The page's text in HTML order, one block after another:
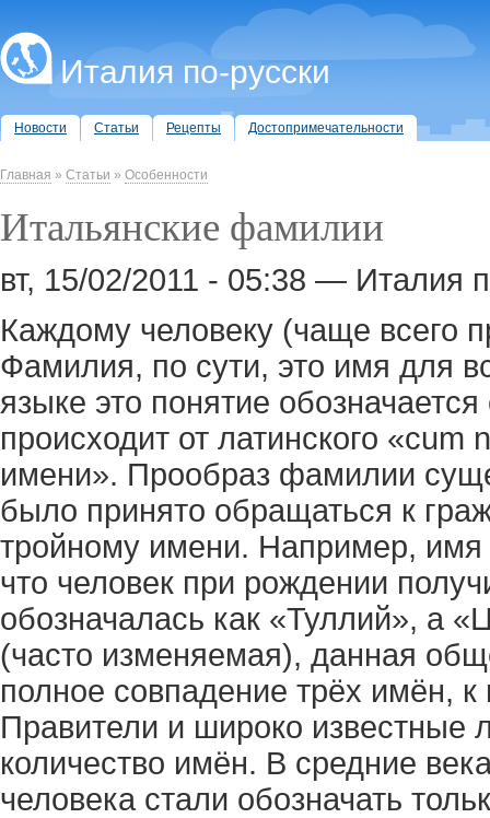
Италия по-русски
Новости Статьи Рецепты Достопримечательности
Главная » Статьи » Особенности
Итальянские фамилии
вт, 15/02/2011 - 05:38 — Италия
Каждому человеку (чаще всего
Фамилия, по сути, это имя для
языке это понятие
происходит от латинского «cum
имени». Прообраз фамилии
было принято обращаться к
тройному имени. Например,
что человек при рождении
обозначалась как «Туллий», а
(часто изменяемая), данная
полное совпадение трёх имён,
Правители и широко известные
количество имён. В средние
человека стали обозначать